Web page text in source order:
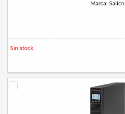
Marca:
Sin stock